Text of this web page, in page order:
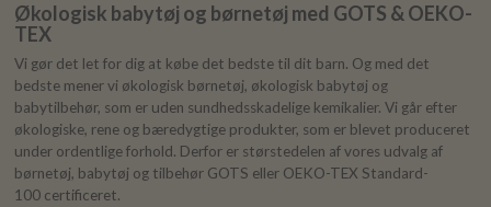
Økologisk babytøj og børnetøj med GOTS & OEKO-
TEX
Vi gør det let for dig at købe det bedste til dit barn. Og med det
bedste mener vi økologisk børnetøj, økologisk babytøj og
babytilbehør, som er uden sundhedsskadelige kemikalier. Vi går efter
økologiske, rene og bæredygtige produkter, som er blevet produceret
under ordentlige forhold. Derfor er størstedelen af vores udvalg af
børnetøj, babytøj og tilbehør GOTS eller OEKO-TEX Standard-
100 certificeret.